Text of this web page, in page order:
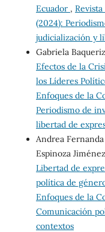
Ecuador ,
(2024):
judicialización y
Gabriela
Efectos de la
los Líderes
Enfoques de la
Periodismo de
libertad de
Andrea
Espinoza
Libertad de
política de
Enfoques de la
Comunicación
contextos